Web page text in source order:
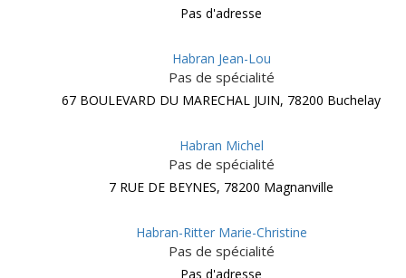
Pas d'adresse
Habran Jean-Lou
Pas de spécialité
67 BOULEVARD DU MARECHAL JUIN, 78200 Buchelay
Habran Michel
Pas de spécialité
7 RUE DE BEYNES, 78200 Magnanville
Habran-Ritter Marie-Christine
Pas de spécialité
Pas d'adresse